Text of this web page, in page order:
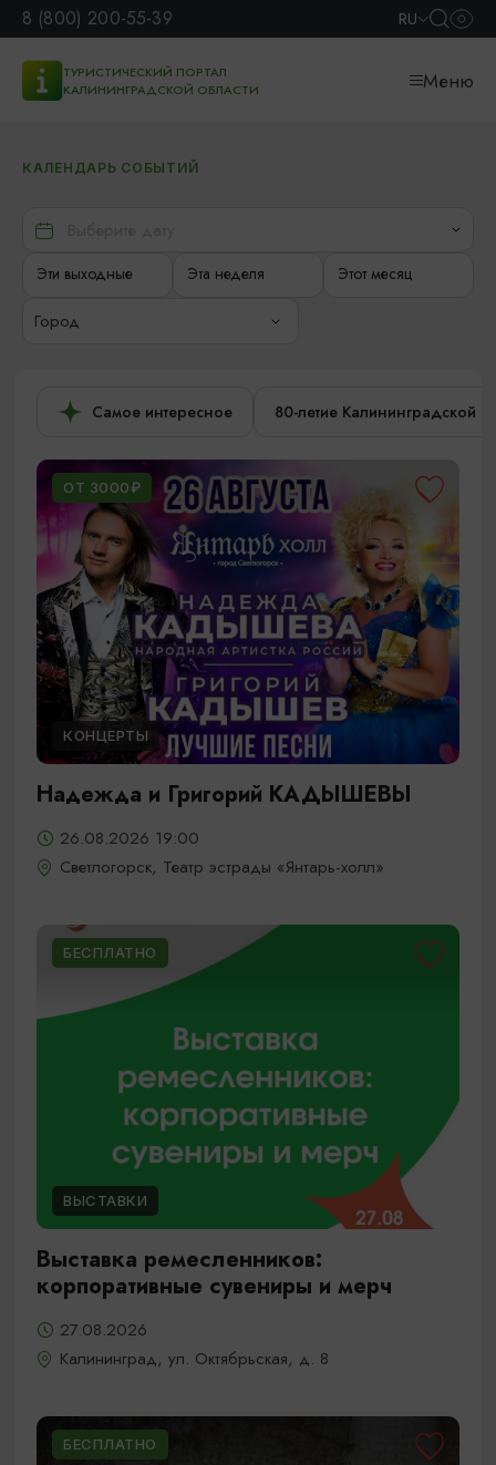
8 (800) 200-55-39 RU
ТУРИСТИЧЕСКИЙ ПОРТАЛ
КАЛИНИНГРАДСКОЙ ОБЛАСТИ
Меню
КАЛЕНДАРЬ СОБЫТИЙ
Эти выходные Эта неделя Этот месяц
Город
Самое интересное 80-летие Калининградской
ОТ 3000₽
КОНЦЕРТЫ
Надежда и Григорий КАДЫШЕВЫ
26.08.2026 19:00
Светлогорск, Театр эстрады «Янтарь-холл»
БЕСПЛАТНО
ВЫСТАВКИ
Выставка ремесленников:
корпоративные сувениры и мерч
27.08.2026
Калининград, ул. Октябрьская, д. 8
БЕСПЛАТНО